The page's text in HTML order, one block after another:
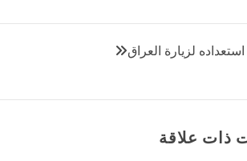
استعداده لزيارة العراق
ذات علاقة